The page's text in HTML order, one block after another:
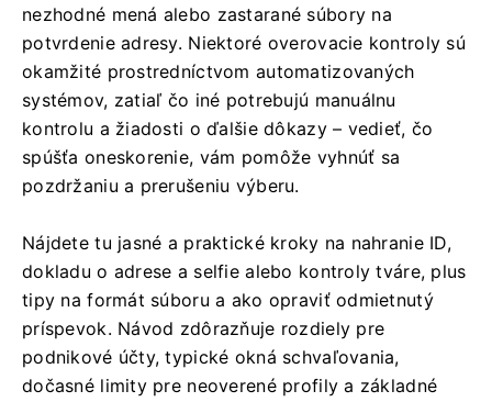
nezhodné mená alebo zastarané súbory na
potvrdenie adresy. Niektoré overovacie kontroly sú
okamžité prostredníctvom automatizovaných
systémov, zatiaľ čo iné potrebujú manuálnu
kontrolu a žiadosti o ďalšie dôkazy – vedieť, čo
spúšťa oneskorenie, vám pomôže vyhnúť sa
pozdržaniu a prerušeniu výberu.
Nájdete tu jasné a praktické kroky na nahranie ID,
dokladu o adrese a selfie alebo kontroly tváre, plus
tipy na formát súboru a ako opraviť odmietnutý
príspevok. Návod zdôrazňuje rozdiely pre
podnikové účty, typické okná schvaľovania,
dočasné limity pre neoverené profily a základné